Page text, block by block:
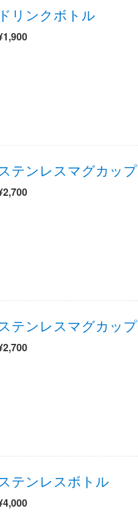
ドリンクボトル
ステンレスマグカップ
ステンレスマグカップ
ステンレスボトル